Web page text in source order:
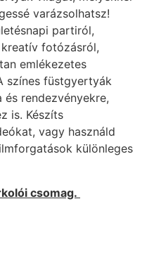
varázsolhatsz!
partiról,
fotózásról,
emlékezetes
színes füstgyertyák
rendezvényekre,
is. Készíts
vagy használd
különleges
csomag.